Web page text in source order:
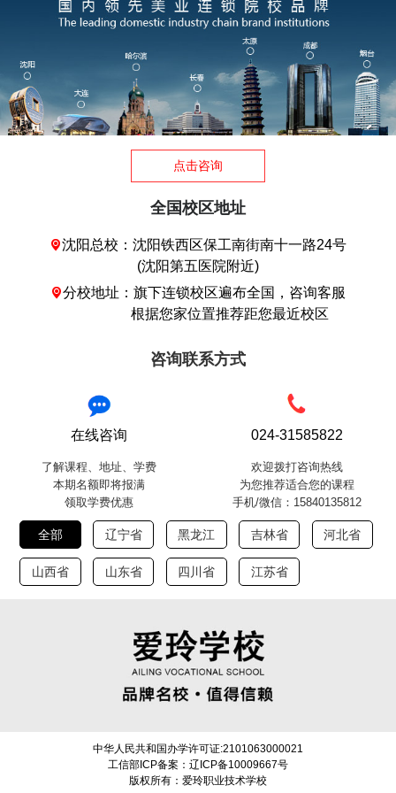
点击咨询
全国校区地址
沈阳总校：沈阳铁西区保工南街南十一路24号
(沈阳第五医院附近)
分校地址：旗下连锁校区遍布全国，咨询客服
根据您家位置推荐距您最近校区
咨询联系方式
在线咨询
了解课程、地址、学费
本期名额即将报满
领取学费优惠
024-31585822
欢迎拨打咨询热线
为您推荐适合您的课程
手机/微信：15840135812
全部 辽宁省 黑龙江 吉林省 河北省
山西省 山东省 四川省 江苏省
中华人民共和国办学许可证:2101063000021
工信部ICP备案：辽ICP备10009667号
版权所有：爱玲职业技术学校